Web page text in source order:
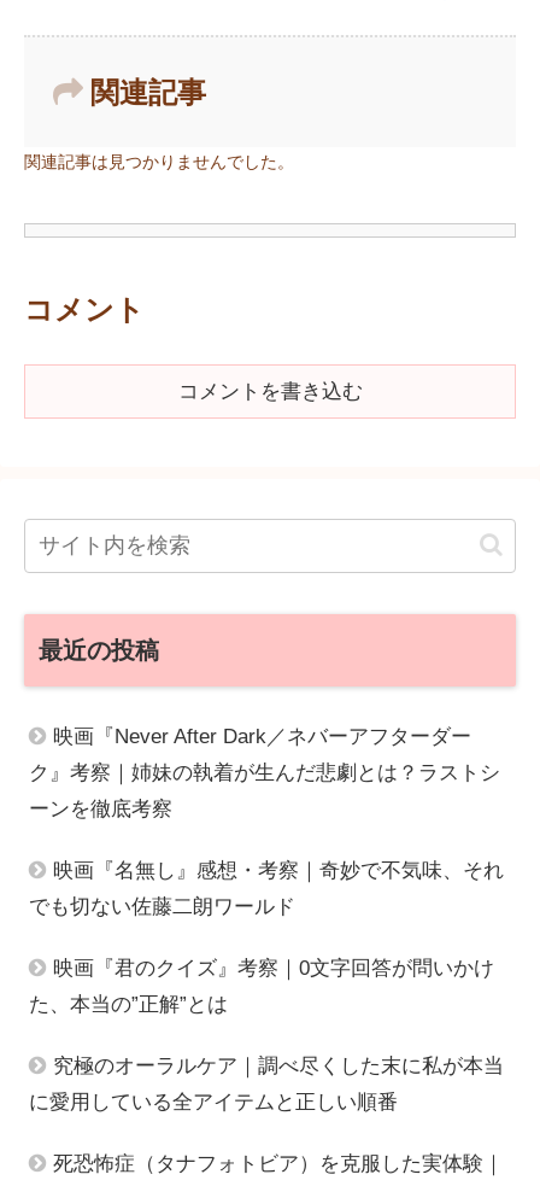
関連記事
関連記事は見つかりませんでした。
コメント
コメントを書き込む
最近の投稿
映画『Never After Dark／ネバーアフターダー
ク』考察｜姉妹の執着が生んだ悲劇とは？ラストシ
ーンを徹底考察
映画『名無し』感想・考察｜奇妙で不気味、それ
でも切ない佐藤二朗ワールド
映画『君のクイズ』考察｜0文字回答が問いかけ
た、本当の”正解”とは
究極のオーラルケア｜調べ尽くした末に私が本当
に愛用している全アイテムと正しい順番
死恐怖症（タナフォトビア）を克服した実体験｜